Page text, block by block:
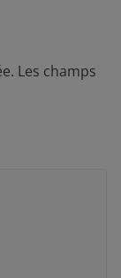
Les champs